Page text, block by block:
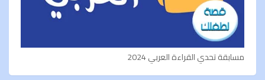
مسابقة تحدي القراءة العربي 2024